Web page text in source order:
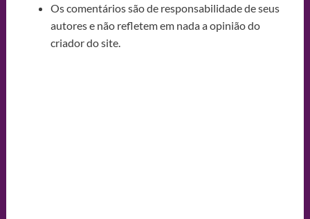
Os comentários são de responsabilidade de seus
autores e não refletem em nada a opinião do
criador do site.